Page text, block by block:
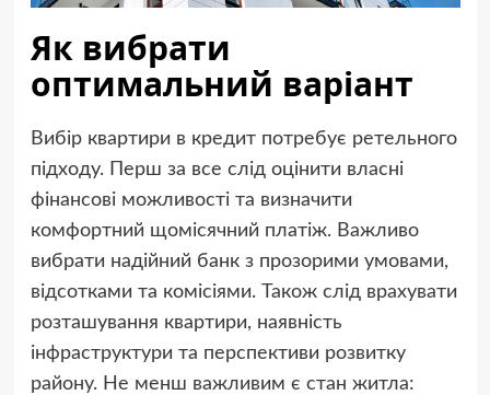
Як вибрати
оптимальний варіант
Вибір квартири в кредит потребує ретельного
підходу. Перш за все слід оцінити власні
фінансові можливості та визначити
комфортний щомісячний платіж. Важливо
вибрати надійний банк з прозорими умовами,
відсотками та комісіями. Також слід врахувати
розташування квартири, наявність
інфраструктури та перспективи розвитку
району. Не менш важливим є стан житла: